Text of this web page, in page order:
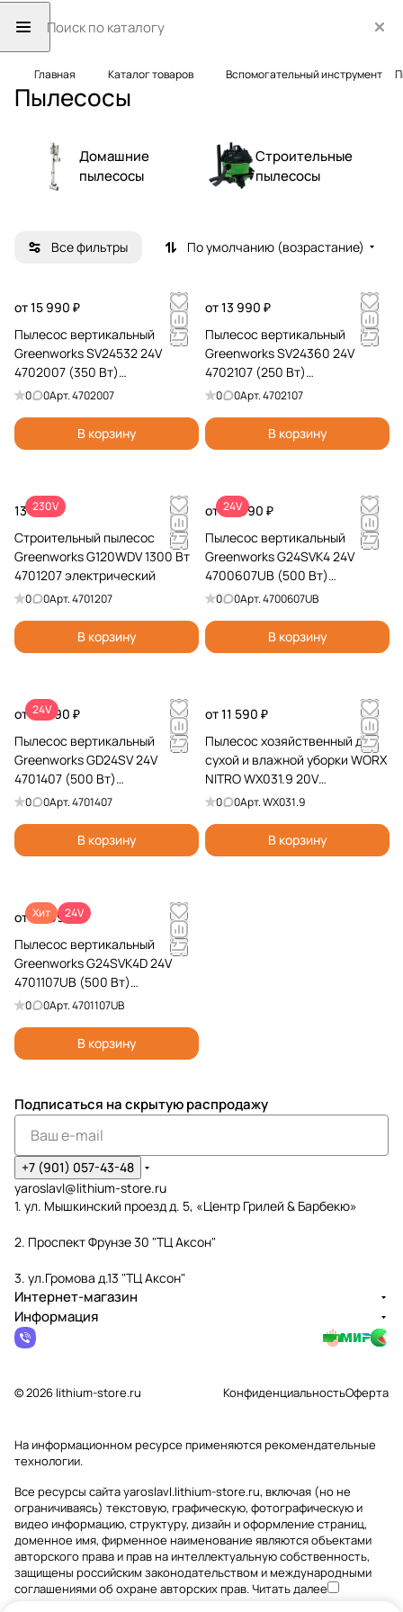
Главная Каталог товаров Вспомогательный инструмент
Пылесосы
Домашние
пылесосы
Строительные
пылесосы
Все фильтры По умолчанию (возрастание)
от 15 990 ₽
Пылесос вертикальный
Greenworks SV24532 24V
4702007 (350 Вт)
аккумуляторный с зарядным
0 0Арт.4702007
В корзину
от 13 990 ₽
Пылесос вертикальный
Greenworks SV24360 24V
4702107 (250 Вт)
аккумуляторный
0 0Арт.4702107
В корзину
230V
13 990 ₽
Строительный пылесос
Greenworks G120WDV 1300 Вт
4701207 электрический
0 0Арт.4701207
В корзину
24V
от 29 990 ₽
Пылесос вертикальный
Greenworks G24SVK4 24V
4700607UB (500 Вт)
аккумуляторный
0 0Арт.4700607UB
В корзину
24V
от 12 990 ₽
Пылесос вертикальный
Greenworks GD24SV 24V
4701407 (500 Вт)
аккумуляторный
0 0Арт.4701407
В корзину
от 11 590 ₽
Пылесос хозяйственный для
сухой и влажной уборки WORX
NITRO WX031.9 20V
аккумуляторный
0 0Арт.WX031.9
В корзину
Хит 24V
от 39 990 ₽
Пылесос вертикальный
Greenworks G24SVK4D 24V
4701107UB (500 Вт)
аккумуляторный
0 0Арт.4701107UB
В корзину
Подписаться на скрытую распродажу
+7 (901) 057-43-48
yaroslavl@lithium-store.ru
1. ул. Мышкинский проезд д. 5, «Центр Грилей & Барбекю»
2. Проспект Фрунзе 30 "ТЦ Аксон"
3. ул.Громова д.13 "ТЦ Аксон"
Интернет-магазин
Информация
© 2026 lithium-store.ru КонфиденциальностьОферта
На информационном ресурсе применяютсярекомендательные
технологии.
Все ресурсы сайта yaroslavl.lithium-store.ru, включая (но не
ограничиваясь) текстовую, графическую, фотографическую и
видео информацию, структуру, дизайн и оформление страниц,
доменное имя, фирменное наименование являются объектами
авторского права и прав на интеллектуальную собственность,
защищены российским законодательством и международными
соглашениями об охране авторских прав.Читать далее